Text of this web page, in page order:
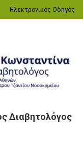
Ηλεκτρονικός Οδηγός
Διαβητολόγος